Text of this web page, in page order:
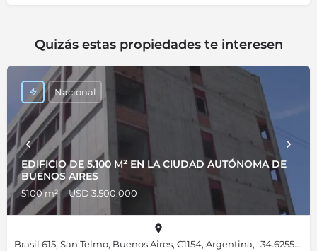
Quizás estas propiedades te interesen
EDIFICIO DE 5.100 M² EN LA CIUDAD AUTÓNOMA DE
BUENOS AIRES
5100 m² USD 3.500.000
Nacional
Brasil 615, San Telmo, Buenos Aires, C1154, Argentina, -34.62556, -58.37412